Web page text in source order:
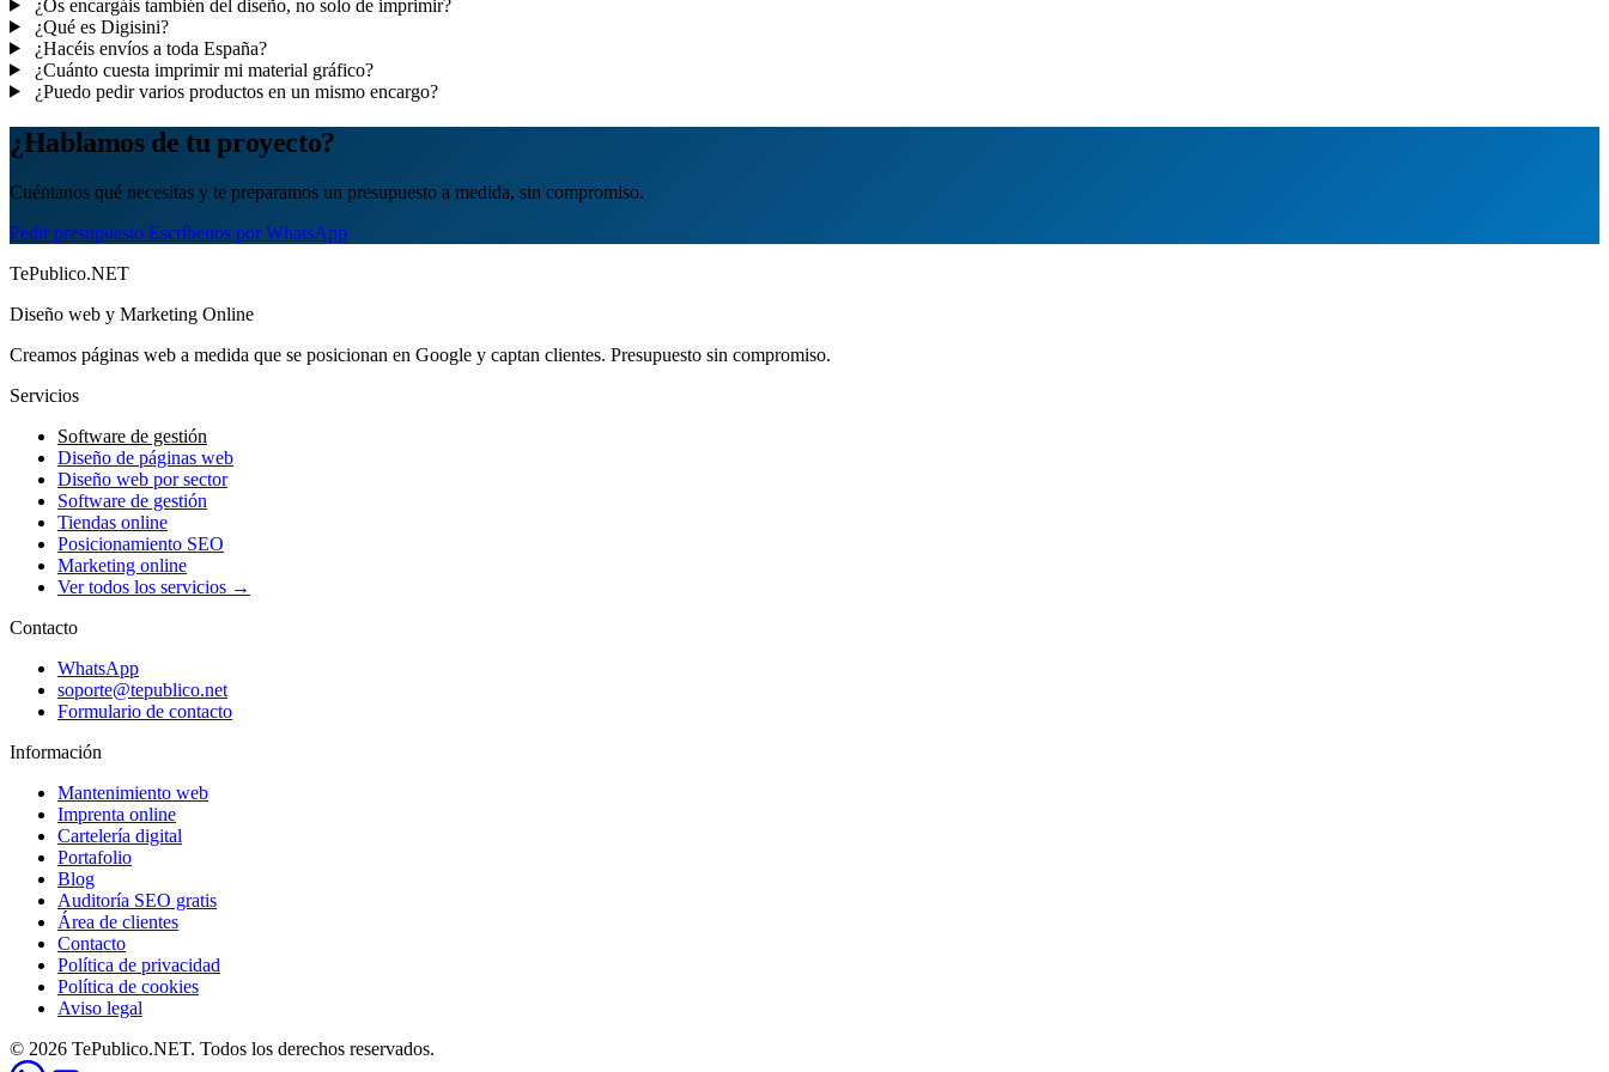
¿Os encargáis también del diseño, no solo de imprimir?
¿Qué es Digisini?
¿Hacéis envíos a toda España?
¿Cuánto cuesta imprimir mi material gráfico?
¿Puedo pedir varios productos en un mismo encargo?
¿Hablamos de tu proyecto?
Cuéntanos qué necesitas y te preparamos un presupuesto a medida, sin compromiso.
Pedir presupuesto Escríbenos por WhatsApp
TePublico.NET
Diseño web y Marketing Online
Creamos páginas web a medida que se posicionan en Google y captan clientes. Presupuesto sin compromiso.
Servicios
Software de gestión
Diseño de páginas web
Diseño web por sector
Software de gestión
Tiendas online
Posicionamiento SEO
Marketing online
Ver todos los servicios →
Contacto
WhatsApp
soporte@tepublico.net
Formulario de contacto
Información
Mantenimiento web
Imprenta online
Cartelería digital
Portafolio
Blog
Auditoría SEO gratis
Área de clientes
Contacto
Política de privacidad
Política de cookies
Aviso legal
© 2026 TePublico.NET. Todos los derechos reservados.